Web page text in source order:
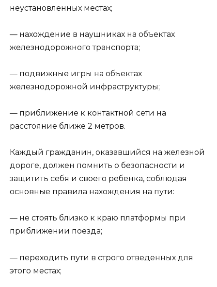
неустановленных местах;
— нахождение в наушниках на объектах
железнодорожного транспорта;
— подвижные игры на объектах
железнодорожной инфраструктуры;
— приближение к контактной сети на
расстояние ближе 2 метров.
Каждый гражданин, оказавшийся на железной
дороге, должен помнить о безопасности и
защитить себя и своего ребенка, соблюдая
основные правила нахождения на пути:
— не стоять близко к краю платформы при
приближении поезда;
— переходить пути в строго отведенных для
этого местах;